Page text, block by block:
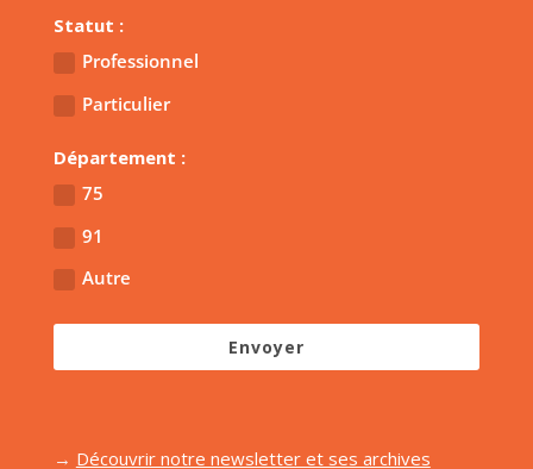
Statut :
Professionnel
Particulier
Département :
75
91
Autre
Envoyer
→ Découvrir notre newsletter et ses archives